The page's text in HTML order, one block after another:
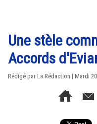
Une stèle
Accords
Rédigé par La Rédaction | Mardi